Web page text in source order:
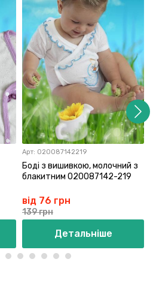
Арт: 020087142219
Боді з вишивкою, молочний з
блакитним 020087142-219
від 76 грн
139 грн
Детальніше